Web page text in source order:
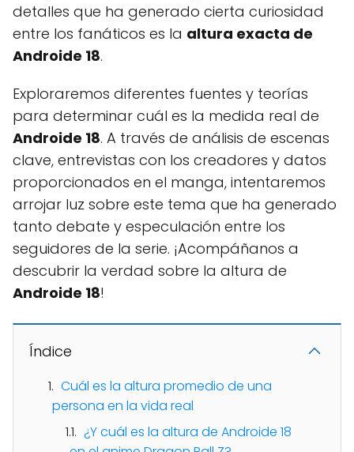
detalles que ha generado cierta curiosidad
entre los fanáticos es la altura exacta de
Androide 18.
Exploraremos diferentes fuentes y teorías
para determinar cuál es la medida real de
Androide 18. A través de análisis de escenas
clave, entrevistas con los creadores y datos
proporcionados en el manga, intentaremos
arrojar luz sobre este tema que ha generado
tanto debate y especulación entre los
seguidores de la serie. ¡Acompáñanos a
descubrir la verdad sobre la altura de
Androide 18!
Índice
Cuál es la altura promedio de una
persona en la vida real
¿Y cuál es la altura de Androide 18